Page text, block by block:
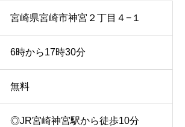
宮崎県宮崎市神宮２丁目４−１
6時から17時30分
無料
◎JR宮崎神宮駅から徒歩10分